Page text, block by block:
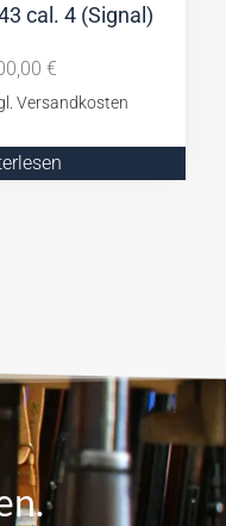
cal. 4 (Signal)
€